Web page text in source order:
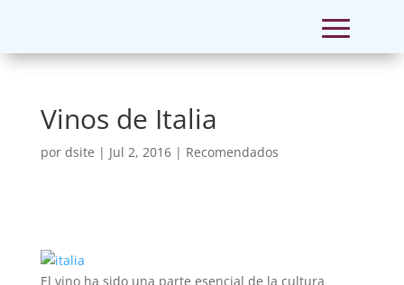
Vinos de Italia
por dsite | Jul 2, 2016| Recomendados
El vino ha sido una parte esencial de la cultura